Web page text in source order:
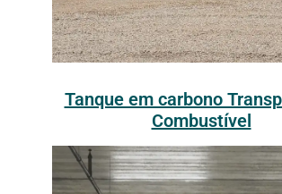
Tanque em carbono
Combustível